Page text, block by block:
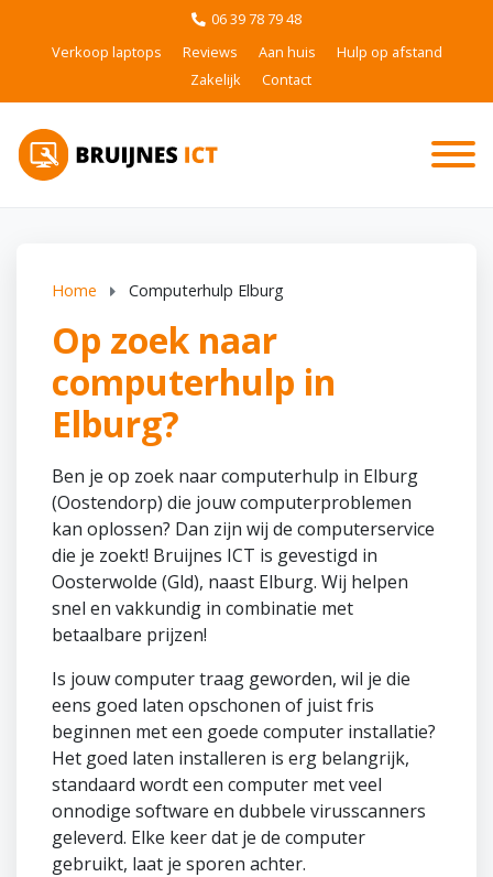
06 39 78 79 48
Verkoop laptops
Reviews Aan huis
Hulp op afstand
Zakelijk
Contact
Home Computerhulp Elburg
Op zoek naar
computerhulp in
Elburg?
Ben je op zoek naar computerhulp in Elburg
(Oostendorp) die jouw computerproblemen
kan oplossen? Dan zijn wij de computerservice
die je zoekt! Bruijnes ICT is gevestigd in
Oosterwolde (Gld), naast Elburg. Wij helpen
snel en vakkundig in combinatie met
betaalbare prijzen!
Is jouw computer traag geworden, wil je die
eens goed laten opschonen of juist fris
beginnen met een goede computer installatie?
Het goed laten installeren is erg belangrijk,
standaard wordt een computer met veel
onnodige software en dubbele virusscanners
geleverd. Elke keer dat je de computer
gebruikt, laat je sporen achter.